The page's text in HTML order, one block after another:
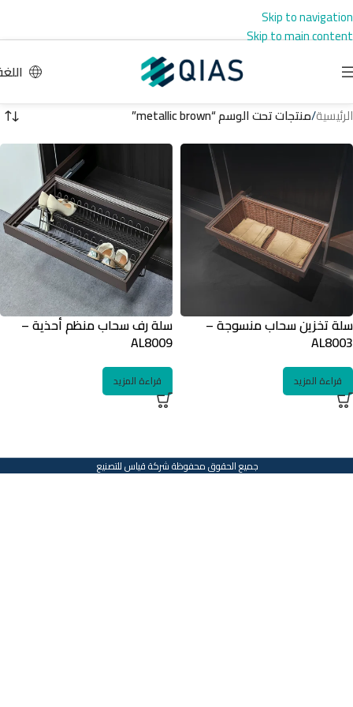
Skip to navigation
Skip to main content
الرئيسية/منتجات تحت الوسم “metallic brown”
سلة تخزين سحاب منسوجة –
AL8003
قراءة المزيد
سلة رف سحاب منظم أحذية –
AL8009
قراءة المزيد
جميع الحقوق محفوظة شركة قياس للتصنيع